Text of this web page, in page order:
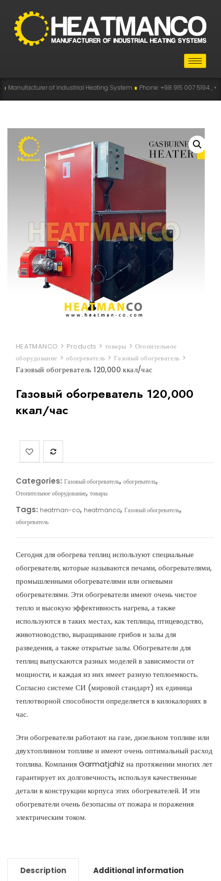
of Industrial Heating System∎Phone: +98 915 007 5194 , +98 915 112 5194
HEATMANCO > Products > товары > Отопительное
оборудование > обогреватель > Газовый обогреватель >
Газовый обогреватель 120,000 ккал/час
Газовый обогреватель 120,000
ккал/час
Categories: Газовый обогреватель, обогреватель,
Отопительное оборудование, товары
Tags: heatman-co, heatmanco, Газовый обогреватель,
обогреватель
Сегодня для обогрева теплиц используют специальные
обогреватели, которые называются печами, обогревателями,
промышленными обогревателями или огневыми
обогревателями. Эти обогреватели имеют очень чистое
тепло и высокую эффективность нагрева, а также
используются в таких местах, как теплицы, птицеводство,
животноводство, выращивание грибов и залы для
разведения, а также открытые залы. Обогреватели для
теплиц выпускаются разных моделей в зависимости от
мощности, и каждая из них имеет разную теплоемкость.
Согласно системе СИ (мировой стандарт) их единица
теплотворной способности определяется в килокалориях в
час.
Эти обогреватели работают на газе, дизельном топливе или
двухтопливном топливе и имеют очень оптимальный расход
топлива. Компания Garmatjahiz на протяжении многих лет
гарантирует их долговечность, используя качественные
детали в конструкции корпуса этих обогревателей. И эти
обогреватели очень безопасны от пожара и поражения
электрическим током.
Description Additional information